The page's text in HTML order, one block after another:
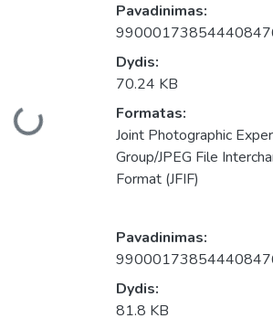
Įkeliama...
Pavadinimas:
Dydis:
70.24 KB
Formatas:
Joint Photographic
Group/JPEG File
Format (JFIF)
Pavadinimas:
Dydis:
81.8 KB